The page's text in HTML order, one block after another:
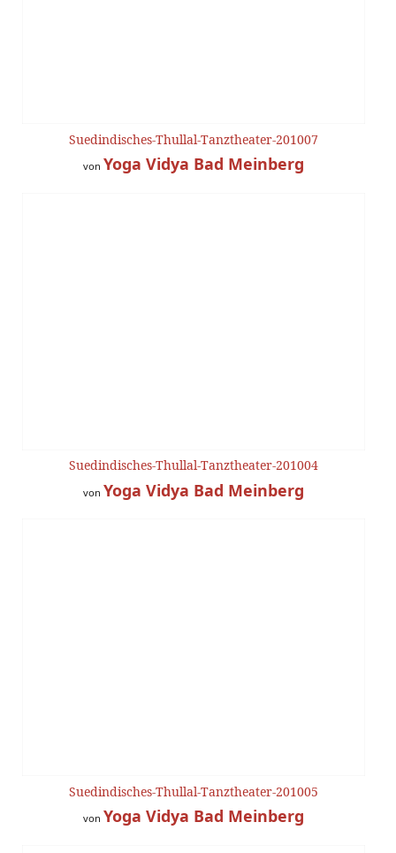
Suedindisches-Thullal-Tanztheater-201007
von Yoga Vidya Bad Meinberg
Suedindisches-Thullal-Tanztheater-201004
von Yoga Vidya Bad Meinberg
Suedindisches-Thullal-Tanztheater-201005
von Yoga Vidya Bad Meinberg